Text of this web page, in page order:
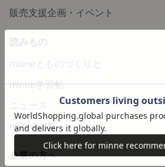
販売支援企画・イベント
読みもの
minneとものづくりと
minne学習帖
ニュース
minneの本
企業の方へ